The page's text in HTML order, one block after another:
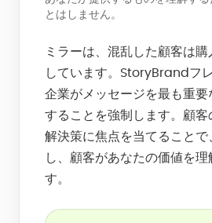
とはしません。
ミラーは、混乱した顧客は
しています。StoryBrandフ
企業がメッセージを最も重要
することを強制します。顧客
解決策に焦点を当てることで
し、顧客があなたの価値を理
す。